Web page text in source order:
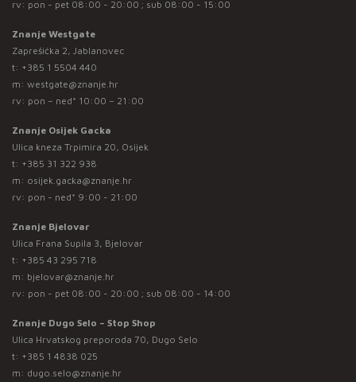
rv: pon - pet 08:00 - 20:00 ; sub 08:00 - 15:00
Znanje Westgate
Zaprešićka 2, Jablanovec
t: +385 1 5504 440
m: westgate@znanje.hr
rv: pon – ned* 10:00 – 21:00
Znanje Osijek Gacka
Ulica kneza Trpimira 20, Osijek
t: +385 31 322 938
m: osijek.gacka@znanje.hr
rv: pon - ned* 9:00 - 21:00
Znanje Bjelovar
Ulica Frana Supila 3, Bjelovar
t: +385 43 295 718
m: bjelovar@znanje.hr
rv: pon - pet 08:00 - 20:00 ; sub 08:00 - 14:00
Znanje Dugo Selo – Stop Shop
Ulica Hrvatskog preporoda 70, Dugo Selo
t: +385 1 4838 025
m: dugo.selo@znanje.hr